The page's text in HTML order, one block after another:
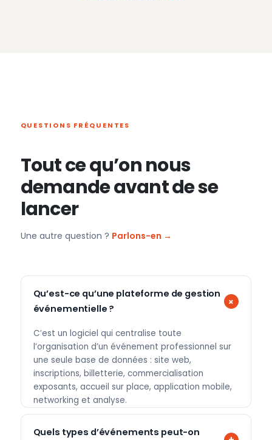
QUESTIONS FRÉQUENTES
Tout ce qu’on nous
demande avant de se
lancer
Une autre question ? Parlons-en →
Qu’est-ce qu’une plateforme de gestion
événementielle ?
C’est un logiciel qui centralise toute
l’organisation d’un événement professionnel sur
une seule base de données : site web,
inscriptions, billetterie, commercialisation
exposants, accueil sur place, application mobile,
networking et analyse.
Quels types d’événements peut-on